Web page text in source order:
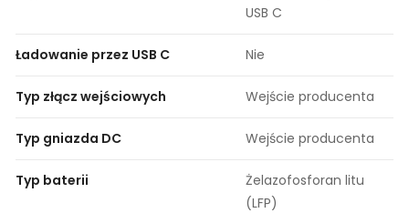
USB C
Ładowanie przez USB C Nie
Typ złącz wejściowych Wejście producenta
Typ gniazda DC Wejście producenta
Typ baterii
Żelazofosforan litu
(LFP)